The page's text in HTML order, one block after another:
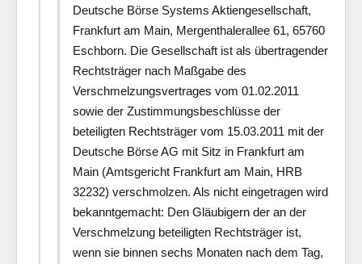
Deutsche Börse Systems Aktiengesellschaft,
Frankfurt am Main, Mergenthalerallee 61, 65760
Eschborn. Die Gesellschaft ist als übertragender
Rechtsträger nach Maßgabe des
Verschmelzungsvertrages vom 01.02.2011
sowie der Zustimmungsbeschlüsse der
beteiligten Rechtsträger vom 15.03.2011 mit der
Deutsche Börse AG mit Sitz in Frankfurt am
Main (Amtsgericht Frankfurt am Main, HRB
32232) verschmolzen. Als nicht eingetragen wird
bekanntgemacht: Den Gläubigern der an der
Verschmelzung beteiligten Rechtsträger ist,
wenn sie binnen sechs Monaten nach dem Tag,